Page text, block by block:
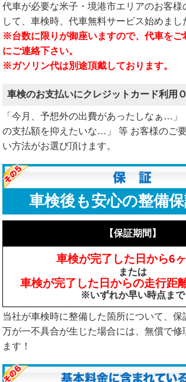
代車が必要な米子・境港市エリアのお客様
して、車検時、代車無料サービス始めまし
※台数に限りが御座いますので、代車をご
にご連絡下さい。
※ガソリン代は別途頂戴しております。
車検のお支払いにクレジットカード利用Ｏ
「今月、予想外の出費があったしなぁ…」
の支払額を抑えたいな…」 等 お客様のご
い方法がお選び頂けます。
車検後も安心の整備
【保証期間】
車検が完了した日から6
または
車検が完了した日からの走行距
※いずれか早い時点まで
当社が車検時に整備した箇所について、保
万が一不具合が生じた場合には、無償で修
ます！